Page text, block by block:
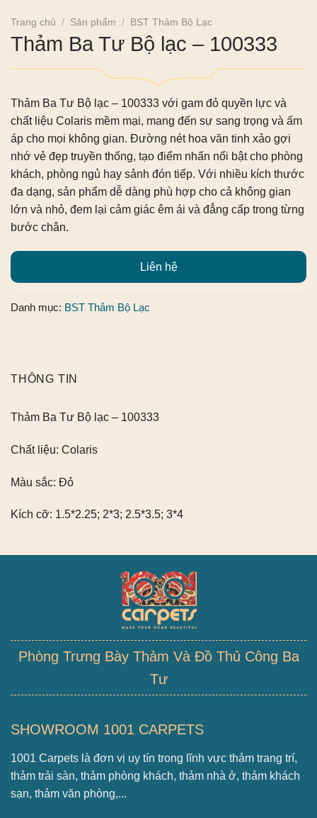
Trang chủ / Sản phẩm / BST Thảm Bộ Lạc
Thảm Ba Tư Bộ lạc – 100333
Thảm Ba Tư Bộ lạc – 100333 với gam đỏ quyền lực và
chất liệu Colaris mềm mại, mang đến sự sang trọng và ấm
áp cho mọi không gian. Đường nét hoa văn tinh xảo gợi
nhớ vẻ đẹp truyền thống, tạo điểm nhấn nổi bật cho phòng
khách, phòng ngủ hay sảnh đón tiếp. Với nhiều kích thước
đa dạng, sản phẩm dễ dàng phù hợp cho cả không gian
lớn và nhỏ, đem lại cảm giác êm ái và đẳng cấp trong từng
bước chân.
Liên hệ
Danh mục: BST Thảm Bộ Lạc
THÔNG TIN
Thảm Ba Tư Bộ lạc – 100333
Chất liệu: Colaris
Màu sắc: Đỏ
Kích cỡ: 1.5*2.25; 2*3; 2.5*3.5; 3*4
Phòng Trưng Bày Thảm Và Đồ Thủ Công Ba
Tư
SHOWROOM 1001 CARPETS
1001 Carpets là đơn vị uy tín trong lĩnh vực thảm trang trí,
thảm trải sàn, thảm phòng khách, thảm nhà ở, thảm khách
sạn, thảm văn phòng,...